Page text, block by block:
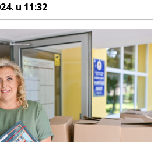
u 11:32